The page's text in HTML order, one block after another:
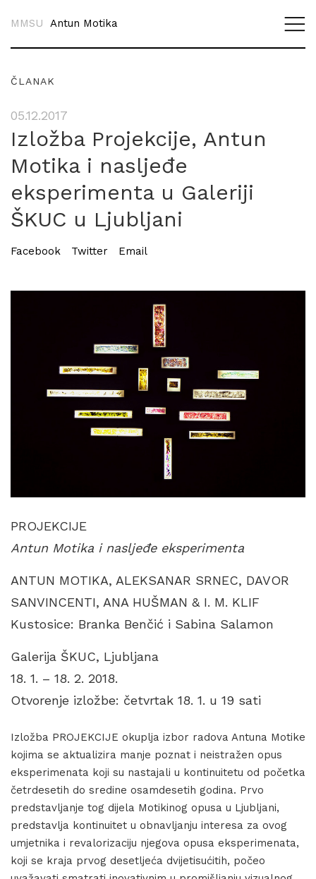
MMSU Antun Motika
ČLANAK
05.12.2017
Izložba Projekcije, Antun
Motika i nasljeđe
eksperimenta u Galeriji
ŠKUC u Ljubljani
Facebook Twitter Email
PROJEKCIJE
Antun Motika i nasljeđe eksperimenta
ANTUN MOTIKA, ALEKSANAR SRNEC, DAVOR
SANVINCENTI, ANA HUŠMAN & I. M. KLIF
Kustosice: Branka Benčić i Sabina Salamon
Galerija ŠKUC, Ljubljana
18. 1. – 18. 2. 2018.
Otvorenje izložbe: četvrtak 18. 1. u 19 sati
Izložba PROJEKCIJE okuplja izbor radova Antuna Motike
kojima se aktualizira manje poznat i neistražen opus
eksperimenata koji su nastajali u kontinuitetu od početka
četrdesetih do sredine osamdesetih godina. Prvo
predstavljanje tog dijela Motikinog opusa u Ljubljani,
predstavlja kontinuitet u obnavljanju interesa za ovog
umjetnika i revalorizaciju njegova opusa eksperimenata,
koji se kraja prvog desetljeća dvijetisućitih, počeo